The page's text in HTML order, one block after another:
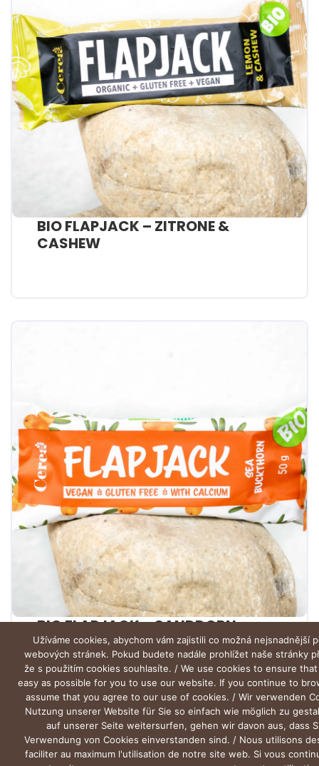
BIO FLAPJACK – ZITRONE &
CASHEW
BIO FLAPJACK – SANDDORN
Užíváme cookies, abychom vám zajistili co možná nejsnadnější
webových stránek. Pokud budete nadále prohlížet naše stránky
že s použitím cookies souhlasíte. / We use cookies to ensure
easy as possible for you to use our website. If you continue to
assume that you agree to our use of cookies. / Wir verwenden
Nutzung unserer Website für Sie so einfach wie möglich zu
auf unserer Seite weitersurfen, gehen wir davon aus, dass
Verwendung von Cookies einverstanden sind. / Nous utilisons
faciliter au maximum l'utilisation de notre site web. Si vous